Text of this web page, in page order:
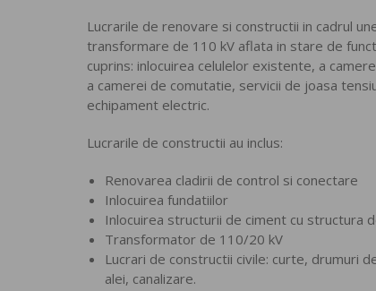
Lucrarile de renovare si constructii in cadrul
transformare de 110 kV aflata in stare de
cuprins: inlocuirea celulelor existente, a
a camerei de comutatie, servicii de joasa
echipament electric.
Lucrarile de constructii au inclus:
Renovarea cladirii de control si conectare
Inlocuirea fundatiilor
Inlocuirea structurii de ciment cu structura
Transformator de 110/20 kV
Lucrari de constructii civile: curte, drumuri
alei, canalizare.